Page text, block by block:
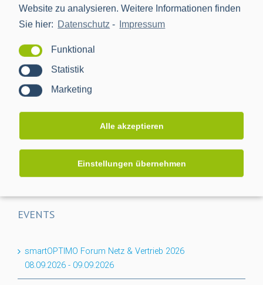
Website zu analysieren. Weitere Informationen finden
Sie hier: Datenschutz - Impressum
Funktional
Statistik
Marketing
Alle akzeptieren
Einstellungen übernehmen
NEWS
Projektabschluss CACTUS: Mehr Transparenz für das
Niederspannungsnetz
das Nessum 1T-Modul
Auf dem Weg zur RLM-Integration: PPC bringt
Industriemessungen ins Smart Meter Gateway
EVENTS
smartOPTIMO Forum Netz & Vertrieb 2026
08.09.2026 - 09.09.2026